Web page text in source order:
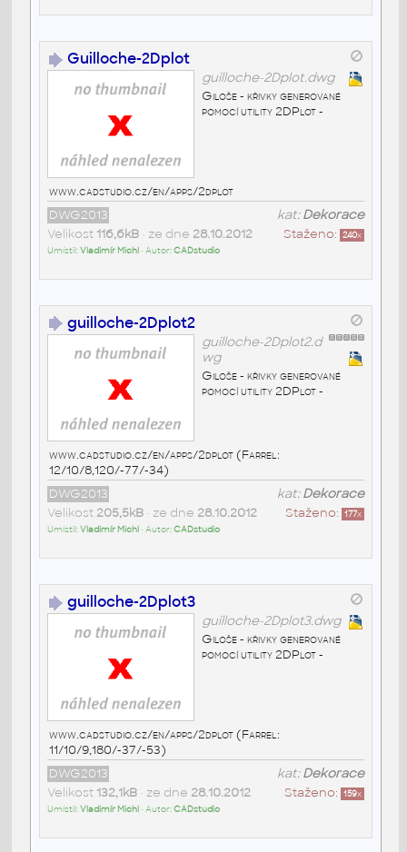
Guilloche-2Dplot
guilloche-2Dplot.dwg
Giloše - křivky generované
pomocí utility 2DPlot -
www.cadstudio.cz/en/apps/2dplot
kat:Dekorace
DWG2013
Staženo: 240x
Velikost 116,6kB• ze dne 28.10.2012
Umístil:Vladimír Michl• Autor:CADstudio
guilloche-2Dplot2
guilloche-2Dplot2.d
wg
Giloše - křivky generované
pomocí utility 2DPlot -
www.cadstudio.cz/en/apps/2dplot (Farrel:
12/10/8,120/-77/-34)
kat:Dekorace
DWG2013
Staženo: 177x
Velikost 205,5kB• ze dne 28.10.2012
Umístil:Vladimír Michl• Autor:CADstudio
guilloche-2Dplot3
guilloche-2Dplot3.dwg
Giloše - křivky generované
pomocí utility 2DPlot -
www.cadstudio.cz/en/apps/2dplot (Farrel:
11/10/9,180/-37/-53)
kat:Dekorace
DWG2013
Staženo: 159x
Velikost 132,1kB• ze dne 28.10.2012
Umístil:Vladimír Michl• Autor:CADstudio